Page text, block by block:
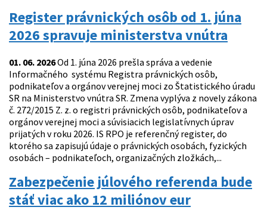
Register právnických osôb od 1. júna
2026 spravuje ministerstva vnútra
01. 06. 2026Od 1. júna 2026 prešla správa a vedenie
Informačného systému Registra právnických osôb,
podnikateľov a orgánov verejnej moci zo Štatistického úradu
SR na Ministerstvo vnútra SR. Zmena vyplýva z novely zákona
č. 272/2015 Z. z. o registri právnických osôb, podnikateľov a
orgánov verejnej moci a súvisiacich legislatívnych úprav
prijatých v roku 2026. IS RPO je referenčný register, do
ktorého sa zapisujú údaje o právnických osobách, fyzických
osobách – podnikateľoch, organizačných zložkách,...
Zabezpečenie júlového referenda bude
stáť viac ako 12 miliónov eur